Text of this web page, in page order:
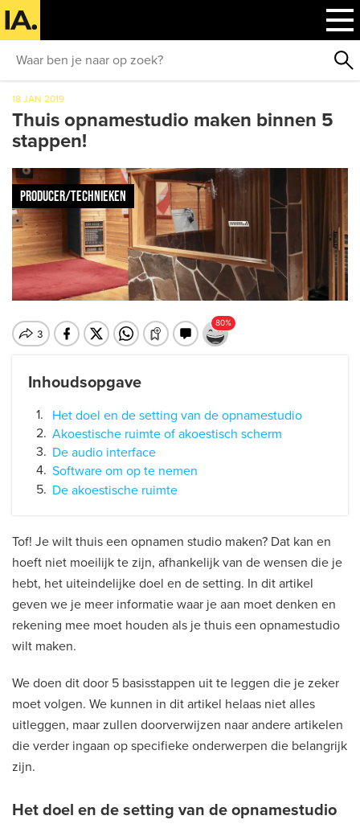
18 JAN 2019
Thuis opnamestudio maken binnen 5
stappen!
PRODUCER/TECHNIEKEN
Inhoudsopgave
Het doel en de setting van de opnamestudio
Akoestische ruimte of akoestisch scherm
De audio interface
Software om op te nemen
De akoestische ruimte
Tof! Je wilt thuis een opnamen studio maken? Dat kan en
hoeft niet moeilijk te zijn, afhankelijk van de wensen die je
hebt, het uiteindelijke doel en de setting. In dit artikel
geven we je meer informatie waar je aan moet denken en
rekening mee moet houden als je thuis een opnamestudio
wilt maken.
We doen dit door 5 basisstappen uit te leggen die je zeker
moet volgen. We kunnen in dit artikel helaas niet alles
uitleggen, maar zullen doorverwijzen naar andere artikelen
die verder ingaan op specifieke onderwerpen die belangrijk
zijn.
Het doel en de setting van de opnamestudio